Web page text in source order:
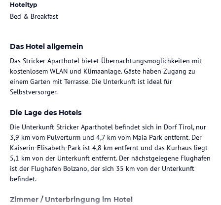
Hoteltyp
Bed & Breakfast
Das Hotel allgemein
Das Stricker Aparthotel bietet Übernachtungsmöglichkeiten mit
kostenlosem WLAN und Klimaanlage. Gäste haben Zugang zu
einem Garten mit Terrasse. Die Unterkunft ist ideal für
Selbstversorger.
Die Lage des Hotels
Die Unterkunft Stricker Aparthotel befindet sich in Dorf Tirol, nur
3,9 km vom Pulverturm und 4,7 km vom Maia Park entfernt. Der
Kaiserin-Elisabeth-Park ist 4,8 km entfernt und das Kurhaus liegt
5,1 km von der Unterkunft entfernt. Der nächstgelegene Flughafen
ist der Flughafen Bolzano, der sich 35 km von der Unterkunft
befindet.
Zimmer / Unterbringung im Hotel